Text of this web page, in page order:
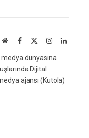
WebsiteFacebook InstagramLinkedIn
dünyasına
Dijital
ajansı (Kutola)